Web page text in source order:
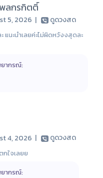
ลกรกิตติ์
5, 2026 | ดูดวงสด
ะ แนะนำเลยค่ะไม่ผิดหวังงสุดละ
ากรณ์:
4, 2026 | ดูดวงสด
ใจเลยย
ากรณ์: